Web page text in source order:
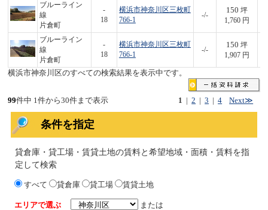
ブルーライン
線
片倉町
-
18
横浜市神奈川区三枚町
766-1
-/-
150 坪
1,760 円
ブルーライン
線
片倉町
-
18
横浜市神奈川区三枚町
766-1
-/-
150 坪
1,907 円
横浜市神奈川区のすべての検索結果を表示中です。
1 |2 |3 |4 Next≫
99件中 1件から30件まで表示
条件を指定
貸倉庫・貸工場・賃貸土地の賃料と希望地域・面積・賃料を指
定して検索
すべて 貸倉庫 貸工場 賃貸土地
エリアで選ぶ
または